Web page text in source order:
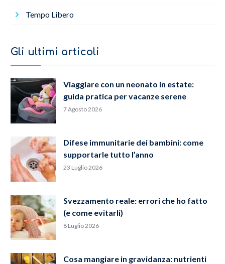
Tempo Libero
Gli ultimi articoli
Viaggiare con un neonato in estate:
guida pratica per vacanze serene
7 Agosto 2026
Difese immunitarie dei bambini: come
supportarle tutto l’anno
23 Luglio 2026
Svezzamento reale: errori che ho fatto
(e come evitarli)
8 Luglio 2026
Cosa mangiare in gravidanza: nutrienti